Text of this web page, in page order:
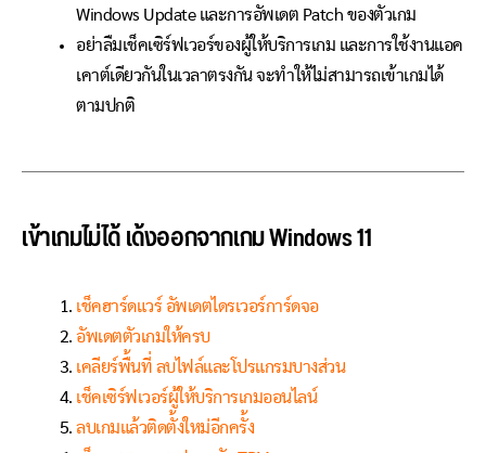
Windows Update และการอัพเดต Patch ของตัวเกม
อย่าลืมเช็คเซิร์ฟเวอร์ของผู้ให้บริการเกม และการใช้งานแอค
เคาต์เดียวกันในเวลาตรงกัน จะทำให้ไม่สามารถเข้าเกมได้
ตามปกติ
เข้าเกมไม่ได้ เด้งออกจากเกม Windows 11
เช็คฮาร์ดแวร์ อัพเดตไดรเวอร์การ์ดจอ
อัพเดตตัวเกมให้ครบ
เคลียร์พื้นที่ ลบไฟล์และโปรแกรมบางส่วน
เช็คเซิร์ฟเวอร์ผู้ให้บริการเกมออนไลน์
ลบเกมแล้วติดตั้งใหม่อีกครั้ง